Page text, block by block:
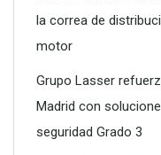
la correa de
motor
Grupo Lasser
Madrid con
seguridad Grado 3